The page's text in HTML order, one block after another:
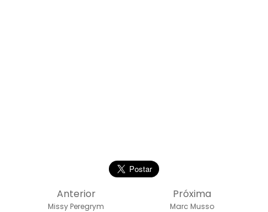
Próxima
Marc Musso
Anterior
Missy Peregrym